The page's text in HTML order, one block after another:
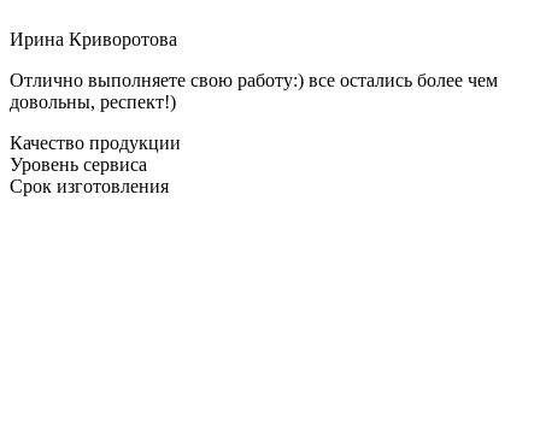
Ирина Криворотова
Отлично выполняете свою работу:) все остались более чем
довольны, респект!)
Качество продукции
Уровень сервиса
Срок изготовления